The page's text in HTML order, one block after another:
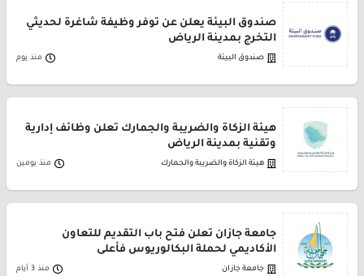
صندوق البيئة يعلن عن توفر وظيفة شاغرة لحديثي
التخرج بمدينة الرياض
صندوق البيئة منذ يوم
هيئة الزكاة والضريبة والجمارك تعلن وظائف إدارية
وتقنية بمدينة الرياض
هيئة الزكاة والضريبة والجمارك منذ يومين
جامعة جازان تعلن فتح باب التقديم للتعاون
الأكاديمي لحملة البكالوريوس فأعلى
جامعة جازان منذ 3 أيام